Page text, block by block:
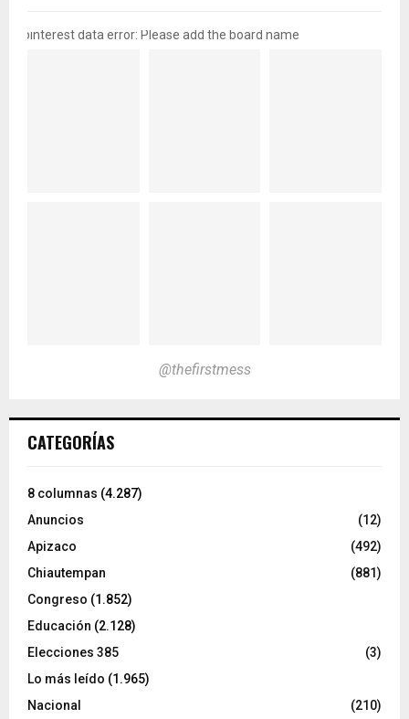
pinterest data error: Please add the board name
@thefirstmess
CATEGORÍAS
8 columnas (4.287)
Anuncios
(12)
Apizaco
(492)
Chiautempan
(881)
Congreso (1.852)
Educación (2.128)
Elecciones 385
(3)
Lo más leído (1.965)
Nacional
(210)